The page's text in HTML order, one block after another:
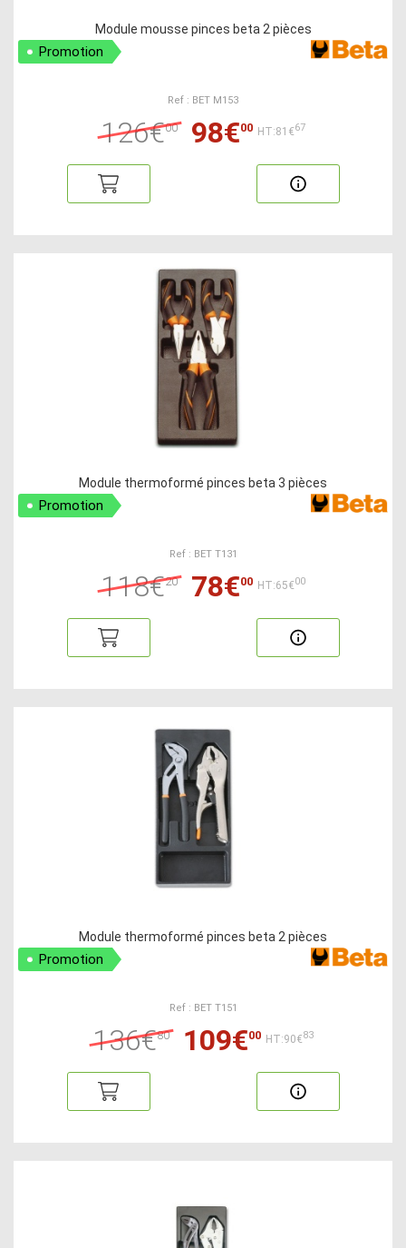
Module mousse pinces beta 2 pièces
Promotion
Ref : BET M153
126€00 98€00 HT:81€67
Module thermoformé pinces beta 3 pièces
Promotion
Ref : BET T131
118€20 78€00 HT:65€00
Module thermoformé pinces beta 2 pièces
Promotion
Ref : BET T151
136€80 109€00 HT:90€83